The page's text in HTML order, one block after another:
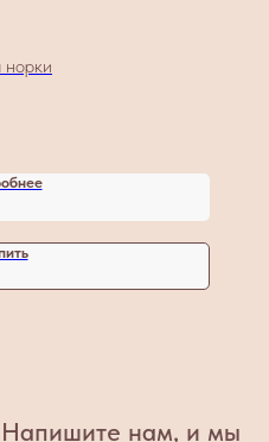
норки
Напишите нам, и мы